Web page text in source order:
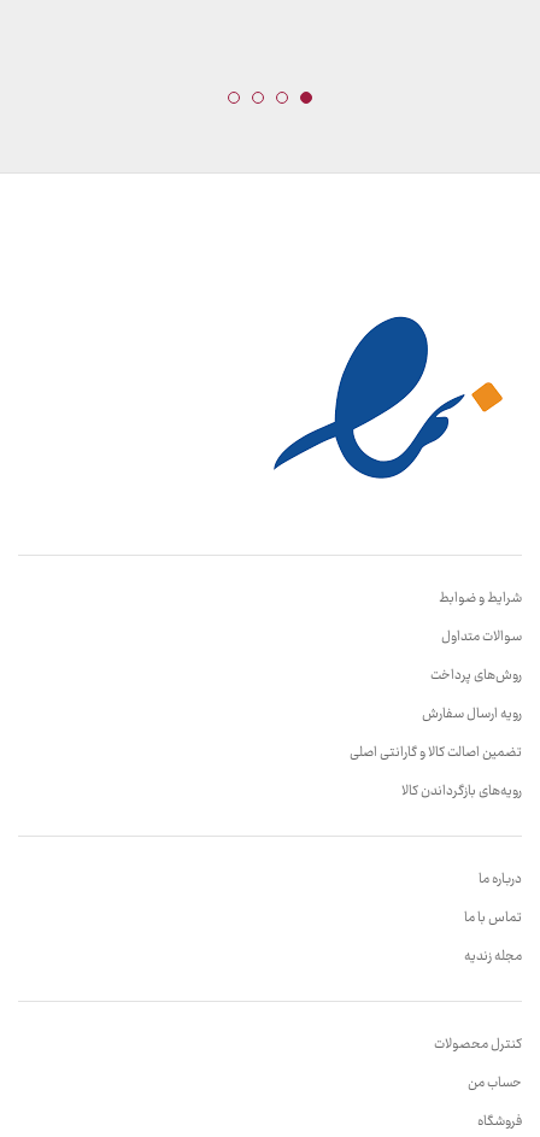
شرایط و ضوابط
سوالات متداول
روش‌های پرداخت
رویه ارسال سفارش
تضمین اصالت کالا و گارانتی اصلی
رویه‌های بازگرداندن کالا
درباره ما
تماس با ما
مجله زندیه
کنترل محصولات
حساب من
فروشگاه